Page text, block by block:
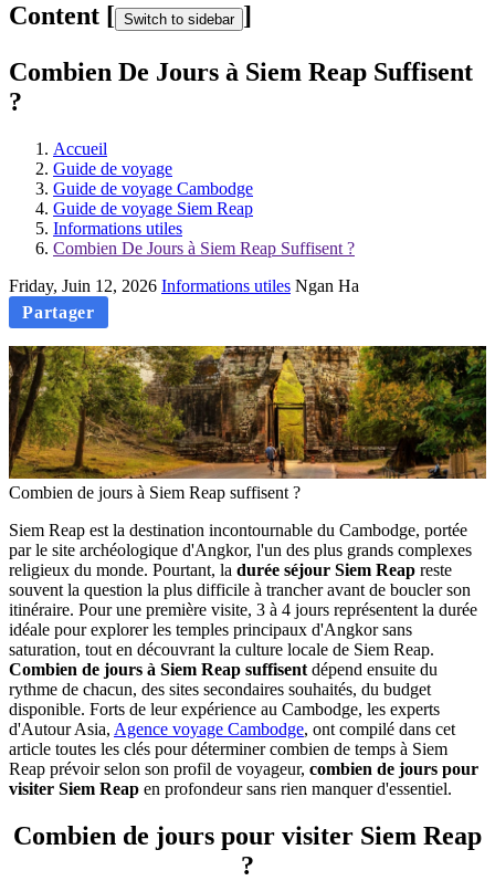
Content [ Switch to sidebar ]
Combien De Jours à Siem Reap Suffisent
?
Accueil
Guide de voyage
Guide de voyage Cambodge
Guide de voyage Siem Reap
Informations utiles
Combien De Jours à Siem Reap Suffisent ?
Friday, Juin 12, 2026 Informations utiles Ngan Ha
Partager
Combien de jours à Siem Reap suffisent ?
Siem Reap est la destination incontournable du Cambodge, portée
par le site archéologique d'Angkor, l'un des plus grands complexes
religieux du monde. Pourtant, la durée séjour Siem Reap reste
souvent la question la plus difficile à trancher avant de boucler son
itinéraire. Pour une première visite, 3 à 4 jours représentent la durée
idéale pour explorer les temples principaux d'Angkor sans
saturation, tout en découvrant la culture locale de Siem Reap.
Combien de jours à Siem Reap suffisent dépend ensuite du
rythme de chacun, des sites secondaires souhaités, du budget
disponible. Forts de leur expérience au Cambodge, les experts
d'Autour Asia, Agence voyage Cambodge, ont compilé dans cet
article toutes les clés pour déterminer combien de temps à Siem
Reap prévoir selon son profil de voyageur, combien de jours pour
visiter Siem Reap en profondeur sans rien manquer d'essentiel.
Combien de jours pour visiter Siem Reap
?